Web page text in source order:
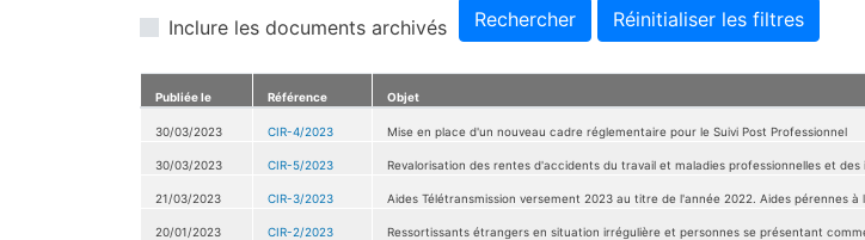
Inclure les documents archivés Rechercher Réinitialiser les filtres
Publiée le Référence Objet
30/03/2023 CIR-4/2023 Mise en place d'un nouveau cadre réglementaire pour le Suivi Post Professionnel
30/03/2023 CIR-5/2023 Revalorisation des rentes d'accidents du travail et maladies professionnelles et des
21/03/2023 CIR-3/2023 Aides Télétransmission versement 2023 au titre de l'année 2022. Aides pérennes
20/01/2023 CIR-2/2023 Ressortissants étrangers en situation irrégulière et personnes se présentant